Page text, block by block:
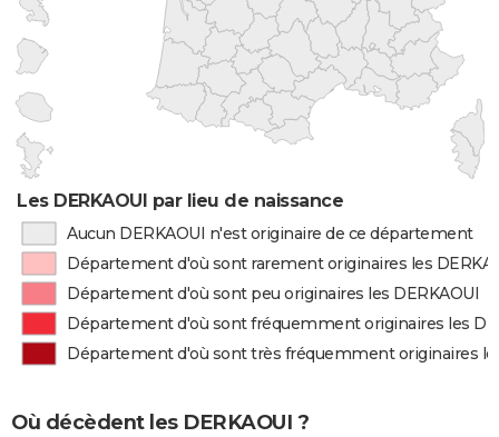
Les DERKAOUI par lieu de naissance
Aucun DERKAOUI n'est originaire de ce département
Département d'où sont rarement originaires les
Département d'où sont peu originaires les DERKAOUI
Département d'où sont fréquemment originaires les
Département d'où sont très fréquemment originaires
Où décèdent les DERKAOUI ?